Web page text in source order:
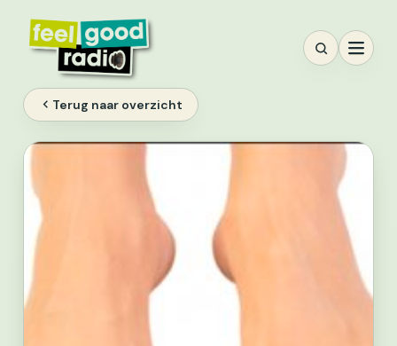
inhoud
Terug naar overzicht